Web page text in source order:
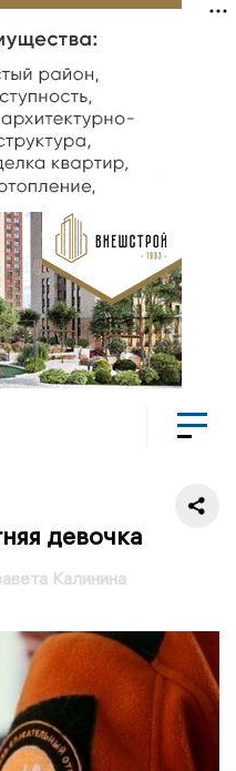
девочка
Калинина